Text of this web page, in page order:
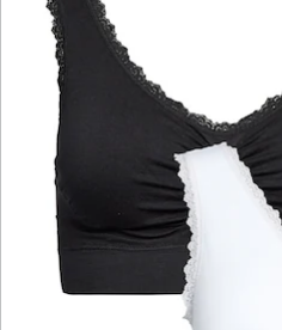
Es gibt weder quer über die
die unangenehm auf die
dem Shirt abzeichnen, noch
oder Seite piksen können.
schmiegt sich der BH auch
an, ohne einzuschneiden.
einem echten Wohlfühl-BH,
können. Ob tagsüber auf
Freizeit, sogar beim Sport
nachts - der BH bietet
macht jederzeit eine gute